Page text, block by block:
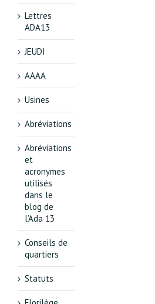
Lettres
ADA13
JEUDI
AAAA
Usines
Abréviations
Abréviations
et
acronymes
utilisés
dans le
blog de
l’Ada 13
Conseils de
quartiers
Statuts